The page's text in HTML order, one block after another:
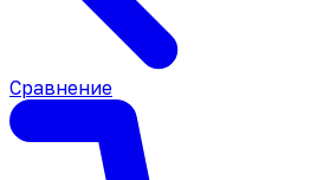
Сравнение